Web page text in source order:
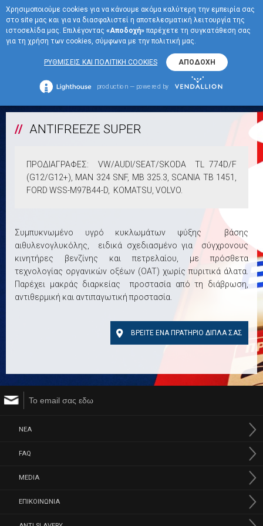
ΜΕΝΟΥ
EN
EKO ANTIFREEZE
ANTIFREEZE SUPER
ANTIFREEZE SUPER
ΠΡΟΔΙΑΓΡΑΦΕΣ: VW/AUDI/SEAT/SKODA TL 774D/F
(G12/G12+), MAN 324 SNF, MB 325.3, SCANIA TB 1451,
FORD WSS-M97B44-D, KOMATSU, VOLVO.
Συμπυκνωμένο υγρό κυκλωμάτων ψύξης βάσης
αιθυλενογλυκόλης, ειδικά σχεδιασμένο για σύγχρονους
κινητήρες βενζίνης και πετρελαίου, με πρόσθετα
τεχνολογίας οργανικών οξέων (OAT) χωρίς πυριτικά άλατα.
Παρέχει μακράς διαρκείας προστασία από τη διάβρωση,
αντιθερμική και αντιπαγωτική προστασία.
ΒΡΕΙΤΕ ΕΝΑ ΠΡΑΤΗΡΙΟ ΔΙΠΛΑ ΣΑΣ
Χρησιμοποιούμε cookies για να κάνουμε ακόμα καλύτερη την εμπειρία σας
στο site μας και για να διασφαλιστεί η αποτελεσματική λειτουργία της
ιστοσελίδα μας. Επιλέγοντας «Αποδοχή»παρέχετε τη συγκατάθεση σας
για τη χρήση των cookies, σύμφωνα με την πολιτική μας.
ΡΥΘΜΙΣΕΙΣ ΚΑΙ ΠΟΛΙΤΙΚΗ COOKIES ΑΠΟΔΟΧΗ
production — powered by